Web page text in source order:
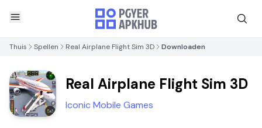
Thuis Spellen Real Airplane Flight Sim 3D Downloaden
Real Airplane Flight Sim 3D
Iconic Mobile Games